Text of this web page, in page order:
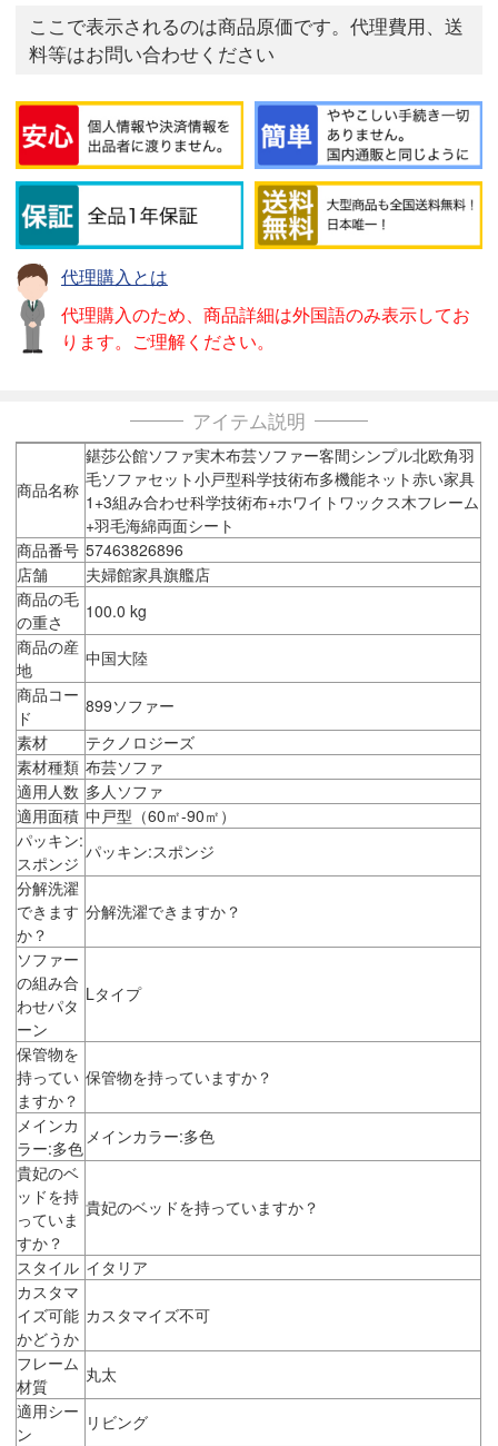
ここで表示されるのは商品原価です。代理費用、送
料等はお問い合わせください
代理購入とは
代理購入のため、商品詳細は外国語のみ表示してお
ります。ご理解ください。
アイテム説明
商品名称
鍖莎公館ソファ実木布芸ソファー客間シンプル北欧角羽
毛ソファセット小戸型科学技術布多機能ネット赤い家具
1+3組み合わせ科学技術布+ホワイトワックス木フレーム
+羽毛海綿両面シート
商品番号 57463826896
店舗
夫婦館家具旗艦店
商品の毛
の重さ
100.0 kg
商品の産
地
中国大陸
商品コー
ド
899ソファー
素材
テクノロジーズ
素材種類 布芸ソファ
適用人数 多人ソファ
適用面積 中戸型（60㎡-90㎡）
パッキン:
スポンジ
パッキン:スポンジ
分解洗濯
できます
か？
分解洗濯できますか？
ソファー
の組み合
わせパタ
ーン
Lタイプ
保管物を
持ってい
ますか？
保管物を持っていますか？
メインカ
ラー:多色
メインカラー:多色
貴妃のベ
ッドを持
っていま
すか？
貴妃のベッドを持っていますか？
スタイル イタリア
カスタマ
イズ可能
かどうか
カスタマイズ不可
フレーム
材質
丸太
適用シー
ン
リビング